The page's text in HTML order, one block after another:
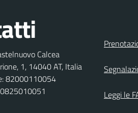
Calcea
1, 14040 AT, Italia
82000110054
Leggi le